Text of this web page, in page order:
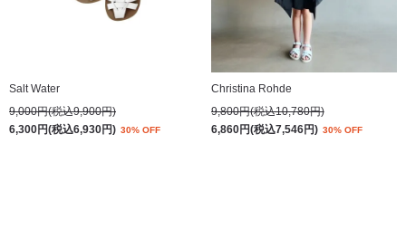
Salt Water
9,000円(税込9,900円)
6,300円(税込6,930円) 30% OFF
Christina Rohde
9,800円(税込10,780円)
6,860円(税込7,546円) 30% OFF